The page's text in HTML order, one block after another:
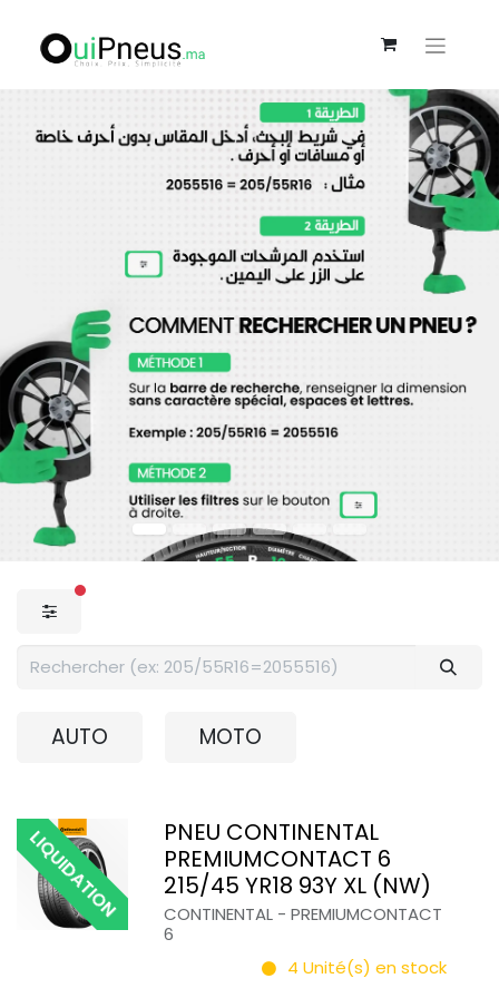
filtres actifs
AUTO MOTO
LIQUIDATION
PNEU CONTINENTAL
PREMIUMCONTACT 6
215/45 YR18 93Y XL (NW)
CONTINENTAL - PREMIUMCONTACT
6
4 Unité(s) en stock